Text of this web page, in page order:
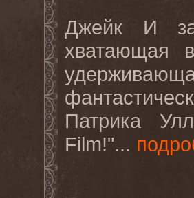
Джейк И
хватающая
Патрика
Film!"...